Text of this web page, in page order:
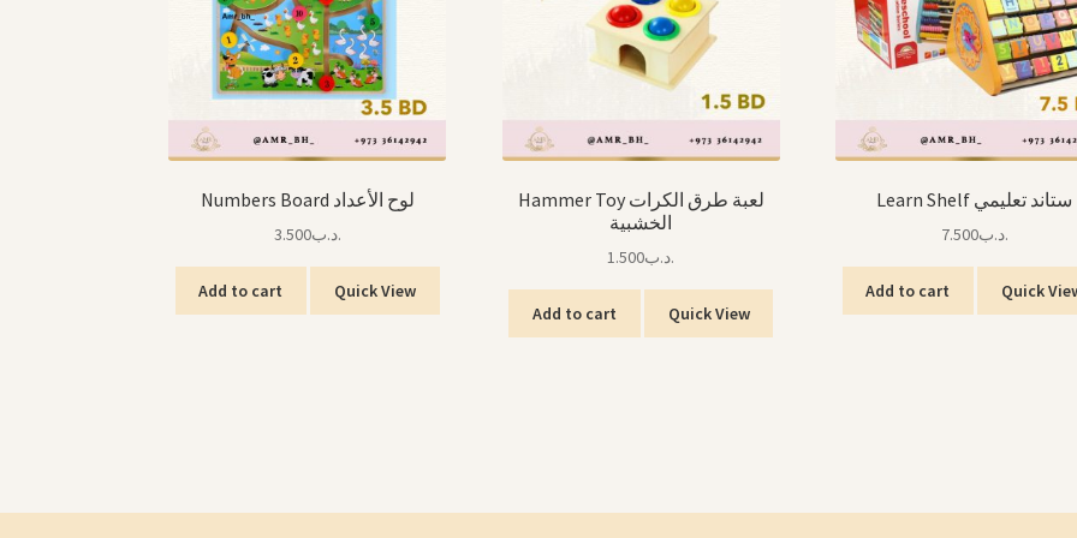
Numbers Board لوح الأعداد
.د.ب3.500
Add to cart Quick View
Hammer Toy لعبة طرق الكرات
الخشبية
.د.ب1.500
Add to cart Quick View
Learn Shelf ستاند تعليمي
.د.ب7.500
Add to cart Quick